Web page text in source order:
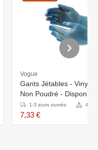
Vogue
Gants Jétables - Vinyle
Non Poudré -
Tailles - 100 Pièces
1-3 jours ouvrés 4
7,33 €